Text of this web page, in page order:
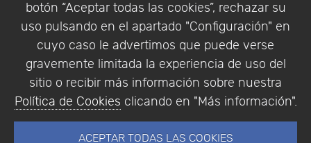
botón “Aceptar todas las cookies”, rechazar su
uso pulsando en el apartado "Configuración" en
cuyo caso le advertimos que puede verse
gravemente limitada la experiencia de uso del
sitio o recibir más información sobre nuestra
Política de Cookies clicando en "Más información".
ACEPTAR TODAS LAS COOKIES
Empresa|Aviso Legal| Política de Privacidad |
Política de Cookies
© Copyright 1994 - 2026. Addlink Software
Científico, S.L.